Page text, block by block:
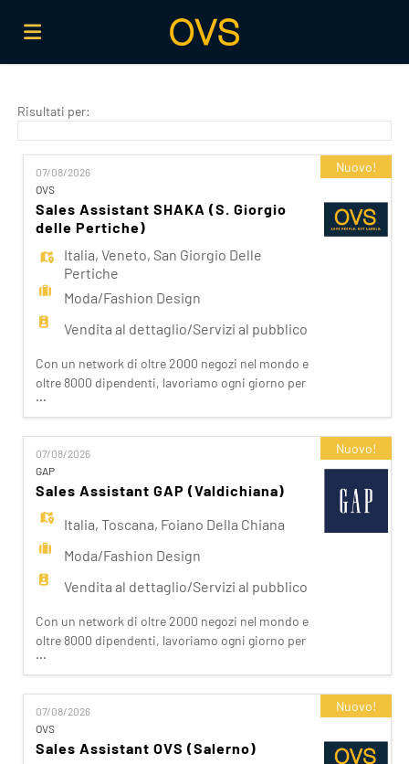
Offerte
di
lavoro
Carica
ilLogin
EN
Risultati per:
07/08/2026
OVS
Sales Assistant SHAKA (S. Giorgio
delle Pertiche)
Italia,Veneto, San Giorgio Delle
Pertiche
Moda/Fashion Design
Vendita al dettaglio/Servizi al pubblico
Con un network di oltre 2000 negozi nel mondo e
oltre 8000 dipendenti, lavoriamo ogni giorno per
realizzare la nostra mission di rendere il bello
accessibile a tutti. Facciamo la differenza per i
nostri clienti attraverso i brand del nostro gruppo:
OVS, OVS Kids, UPIM, Blukids, Croff, Les Copains,
Shaka, Goldenpoint, Stefanel. Ogni giorno
prepariam
...
Nuovo!
07/08/2026
GAP
Sales Assistant GAP (Valdichiana)
Italia,Toscana, Foiano Della Chiana
Moda/Fashion Design
Vendita al dettaglio/Servizi al pubblico
Con un network di oltre 2000 negozi nel mondo e
oltre 8000 dipendenti, lavoriamo ogni giorno per
realizzare la nostra mission di rendere il bello
accessibile a tutti. Facciamo la differenza per i
nostri clienti attraverso i brand del nostro gruppo:
OVS, OVS Kids, UPIM, Blukids, Croff, Les Copains,
Shaka, Goldenpoint, Stefanel. Ogni giorno
prepariam
...
Nuovo!
07/08/2026
OVS
Sales Assistant OVS (Salerno)
Nuovo!